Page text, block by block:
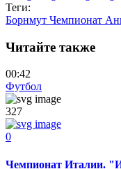
Теги:
Борнмут Чемпионат
Читайте также
00:42
Футбол
327
0
Чемпионат Италии.